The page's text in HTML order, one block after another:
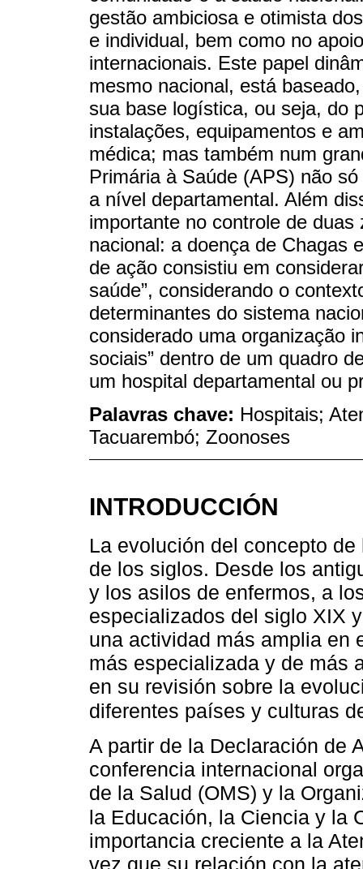
gestão ambiciosa e otimista
e individual, bem como no
internacionais. Este papel
mesmo nacional, está
sua base logística, ou seja, do
instalações, equipamentos e
médica; mas também num
Primária à Saúde (APS) não
a nível departamental. Além
importante no controle de
nacional: a doença de Chagas
de ação consistiu em
saúde”, considerando o
determinantes do sistema
considerado uma organização
sociais” dentro de um quadro
um hospital departamental ou
Palavras chave: Hospitais;
Tacuarembó; Zoonoses
INTRODUCCIÓN
La evolución del concepto
de los siglos. Desde los
y los asilos de enfermos, a
especializados del siglo XIX
una actividad más amplia en
más especializada y de más
en su revisión sobre la
diferentes países y culturas
A partir de la Declaración de
conferencia internacional
de la Salud (OMS) y la
la Educación, la Ciencia y la
importancia creciente a la
vez que su relación con la